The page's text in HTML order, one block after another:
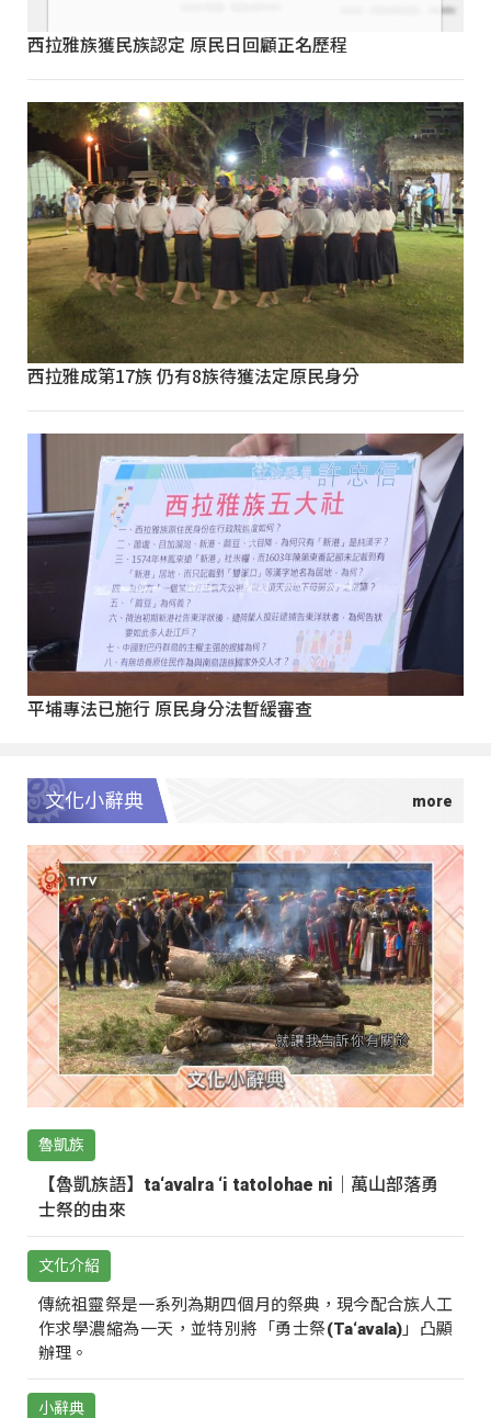
西拉雅族獲民族認定 原民日回顧正名歷程
西拉雅成第17族 仍有8族待獲法定原民身分
平埔專法已施行 原民身分法暫緩審查
文化小辭典
魯凱族
【魯凱族語】ta‘avalra ‘i tatolohae ni｜萬山部落勇
士祭的由來
文化介紹
傳統祖靈祭是一系列為期四個月的祭典，現今配合族人工
作求學濃縮為一天，並特別將「勇士祭(Ta‘avala)」凸顯
辦理。
小辭典